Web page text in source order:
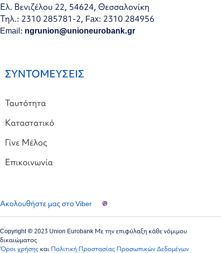
Ελ. Βενιζέλου 22, 54624, Θεσσαλονίκη
Τηλ.: 2310 285781-2, Fax: 2310 284956
Email: ngrunion@unioneurobank.gr
ΣΥΝΤΟΜΕΥΣΕΙΣ
Ταυτότητα
Καταστατικό
Γίνε Μέλος
Επικοινωνία
Ακολουθήστε μας στο Viber
Copyright © 2023 Union Eurobank Με την επιφύλαξη κάθε νόμιμου
δικαιώματος
Όροι χρήσης και Πολιτική Προστασίας Προσωπικών Δεδομένων